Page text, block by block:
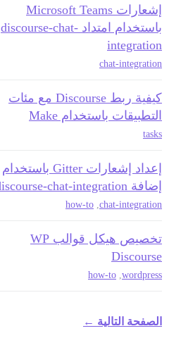
إشعارات Microsoft Teams
باستخدام امتداد discourse-chat-
integration
chat-integration
كيفية ربط Discourse مع مئات
التطبيقات باستخدام Make
tasks
إعداد إشعارات Gitter باستخدام
إضافة discourse-chat-integration
chat-integration
,
how-to
تخصيص هيكل قوالب WP
Discourse
wordpress
,
how-to
الصفحة التالية ←